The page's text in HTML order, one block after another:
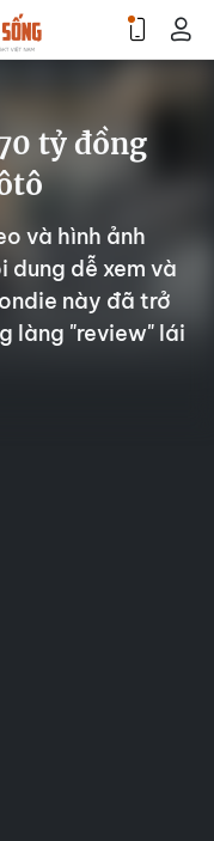
tỷ đồng
và hình ảnh
dung dễ xem và
này đã trở
làng "review" lái